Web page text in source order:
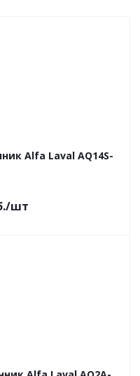
Alfa Laval AQ14S-
/шт